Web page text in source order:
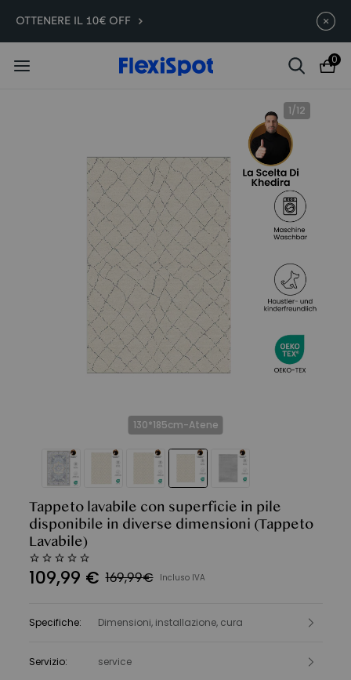
E7 Plus -200€ | A partire da
399,99€
: 10
0
1/12
130*185cm-Atene
Tappeto lavabile con superficie in pile
disponibile in diverse dimensioni (Tappeto
Lavabile)
109,99 € 169,99€ Incluso IVA
Specifiche: Dimensioni, installazione, cura
Servizio: service
OTTENERE IL 10€ OFF